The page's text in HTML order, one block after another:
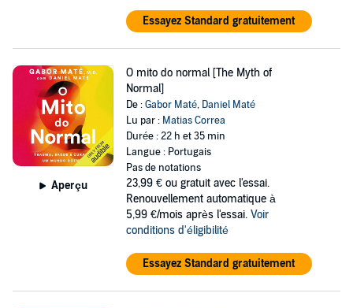
Essayez Standard gratuitement
Aperçu
O mito do normal [The Myth of
Normal]
De :Gabor Maté, Daniel Maté
Lu par : Matias Correa
Durée : 22 h et 35 min
Langue : Portugais
Pas de notations
23,99 € ou gratuit avec l'essai.
Renouvellement automatique à
5,99 €/mois après l'essai. Voir
conditions d'éligibilité
Essayez Standard gratuitement